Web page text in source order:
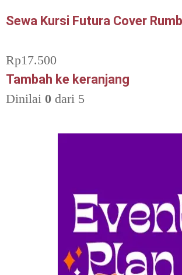
Sewa Kursi Futura Cover
Rp17.500
Tambah ke keranjang
Dinilai 0 dari 5